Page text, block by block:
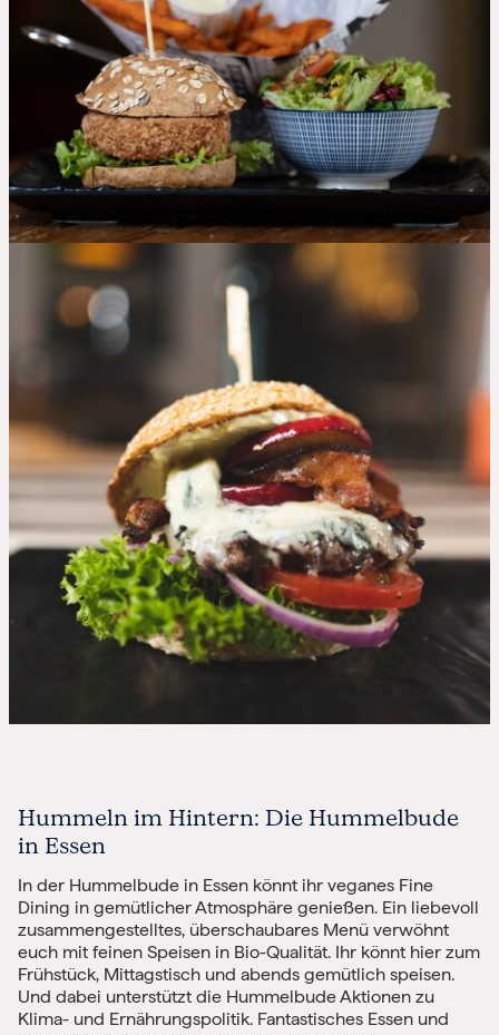
Hummeln im Hintern: Die Hummelbude
in Essen
In der Hummelbude in Essen könnt ihr veganes Fine
Dining in gemütlicher Atmosphäre genießen. Ein liebevoll
zusammengestelltes, überschaubares Menü verwöhnt
euch mit feinen Speisen in Bio-Qualität. Ihr könnt hier zum
Frühstück, Mittagstisch und abends gemütlich speisen.
Und dabei unterstützt die Hummelbude Aktionen zu
Klima- und Ernährungspolitik. Fantastisches Essen und